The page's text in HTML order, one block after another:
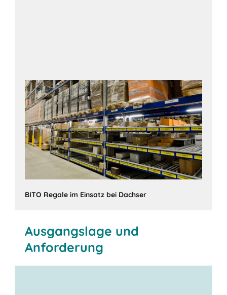
BITO Regale im Einsatz bei Dachser
Ausgangslage und
Anforderung